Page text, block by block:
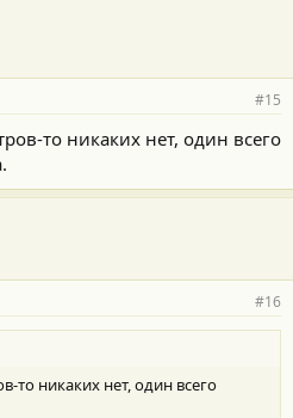
#15
то никаких нет, один всего
#16
то никаких нет, один всего